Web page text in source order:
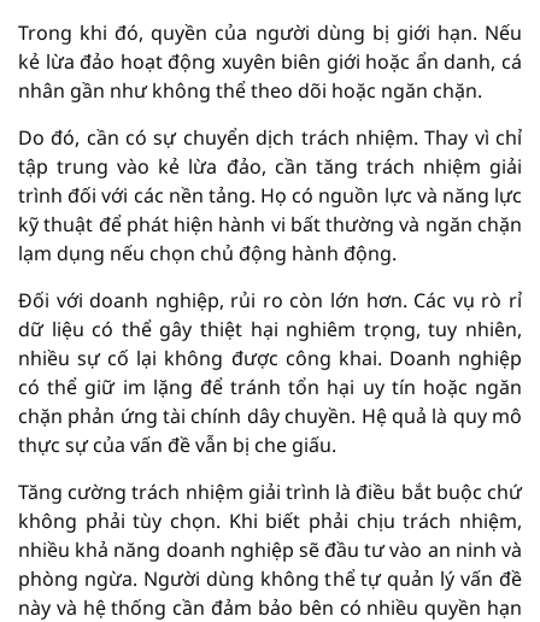
Trong khi đó, quyền của người dùng bị giới hạn. Nếu
kẻ lừa đảo hoạt động xuyên biên giới hoặc ẩn danh, cá
nhân gần như không thể theo dõi hoặc ngăn chặn.
Do đó, cần có sự chuyển dịch trách nhiệm. Thay vì chỉ
tập trung vào kẻ lừa đảo, cần tăng trách nhiệm giải
trình đối với các nền tảng. Họ có nguồn lực và năng lực
kỹ thuật để phát hiện hành vi bất thường và ngăn chặn
lạm dụng nếu chọn chủ động hành động.
Đối với doanh nghiệp, rủi ro còn lớn hơn. Các vụ rò rỉ
dữ liệu có thể gây thiệt hại nghiêm trọng, tuy nhiên,
nhiều sự cố lại không được công khai. Doanh nghiệp
có thể giữ im lặng để tránh tổn hại uy tín hoặc ngăn
chặn phản ứng tài chính dây chuyền. Hệ quả là quy mô
thực sự của vấn đề vẫn bị che giấu.
Tăng cường trách nhiệm giải trình là điều bắt buộc chứ
không phải tùy chọn. Khi biết phải chịu trách nhiệm,
nhiều khả năng doanh nghiệp sẽ đầu tư vào an ninh và
phòng ngừa. Người dùng không thể tự quản lý vấn đề
này và hệ thống cần đảm bảo bên có nhiều quyền hạn